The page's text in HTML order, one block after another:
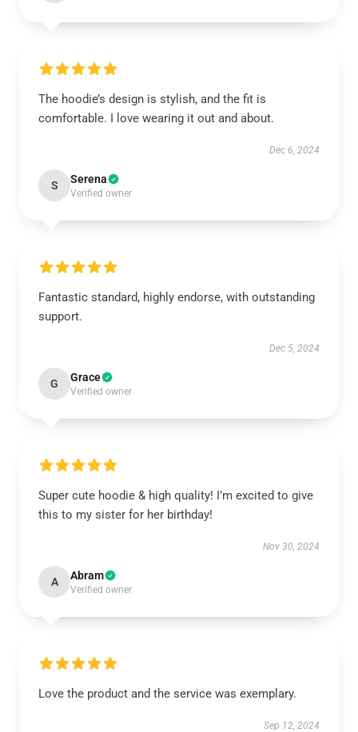
The hoodie’s design is stylish, and the fit is
comfortable. I love wearing it out and about.
Dec 6, 2024
S Serena
Verified owner
Fantastic standard, highly endorse, with outstanding
support.
Dec 5, 2024
G Grace
Verified owner
Super cute hoodie & high quality! I’m excited to give
this to my sister for her birthday!
Nov 30, 2024
A Abram
Verified owner
Love the product and the service was exemplary.
Sep 12, 2024